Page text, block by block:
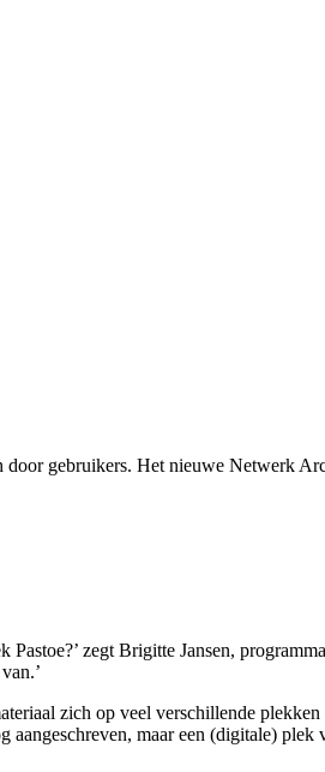
gebruikers. Het nieuwe Netwerk
zegt Brigitte Jansen,
zich op veel verschillende
maar een (digitale)